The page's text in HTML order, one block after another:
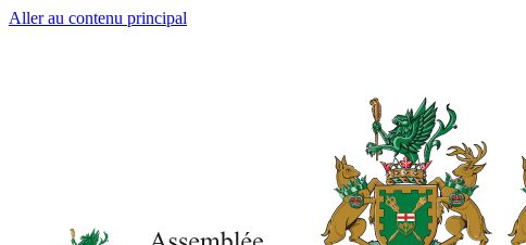
Aller au contenu principal